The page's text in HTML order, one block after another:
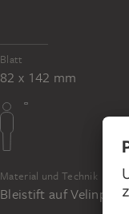
Blatt
82 x 142 mm
Material und Technik
Bleistift auf